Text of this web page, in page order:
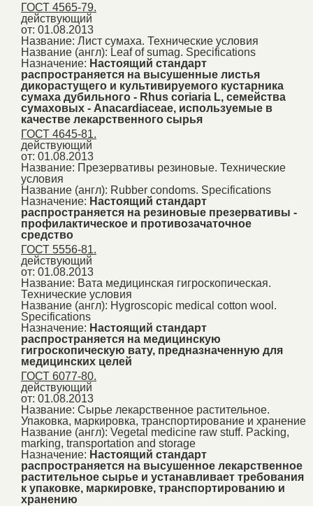
ГОСТ 4565-79.
действующий
от: 01.08.2013
Название: Лист сумаха. Технические условия
Название (англ): Leaf of sumag. Specifications
Назначение: Настоящий стандарт
распространяется на высушенные листья
дикорастущего и культивируемого кустарника
сумаха дубильного - Rhus coriaria L, семейства
сумаховых - Anacardiaceae, используемые в
качестве лекарственного сырья
ГОСТ 4645-81.
действующий
от: 01.08.2013
Название: Презервативы резиновые. Технические
условия
Название (англ): Rubber condoms. Specifications
Назначение: Настоящий стандарт
распространяется на резиновые презервативы -
профилактическое и противозачаточное
средство
ГОСТ 5556-81.
действующий
от: 01.08.2013
Название: Вата медицинская гигроскопическая.
Технические условия
Название (англ): Hygroscopic medical cotton wool.
Specifications
Назначение: Настоящий стандарт
распространяется на медицинскую
гигроскопическую вату, предназначенную для
медицинских целей
ГОСТ 6077-80.
действующий
от: 01.08.2013
Название: Сырье лекарственное растительное.
Упаковка, маркировка, транспортирование и хранение
Название (англ): Vegetal medicine raw stuff. Packing,
marking, transportation and storage
Назначение: Настоящий стандарт
распространяется на высушенное лекарственное
растительное сырье и устанавливает требования
к упаковке, маркировке, транспортированию и
хранению